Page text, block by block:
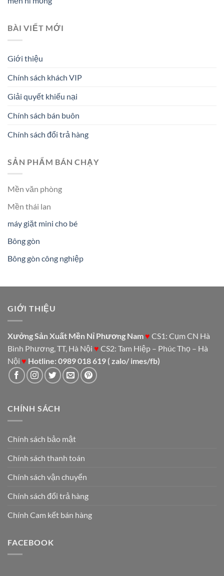
BÀI VIẾT MỚI
Giới thiệu
Chính sách khách VIP
Giải quyết khiếu nại
Chính sách bán buôn
Chính sách đổi trả hàng
SẢN PHẨM BÁN CHẠY
Mền văn phòng
Mền thái lan
máy giặt mini cho bé
Bông gòn
Bông gòn công nghiệp
GIỚI THIỆU
Xưởng Sản Xuất Mền Nỉ Phương Nam ♥ CS1: Cụm CN Hà
Bình Phương, TT, Hà Nội ♥ CS2: Tam Hiệp – Phúc Thọ – Hà
Nội ♥ Hotline: 0989 018 619 ( zalo/ imes/fb)
CHÍNH SÁCH
Chính sách bảo mật
Chính sách thanh toán
Chính sách vận chuyển
Chính sách đổi trả hàng
Chính Cam kết bán hàng
FACEBOOK